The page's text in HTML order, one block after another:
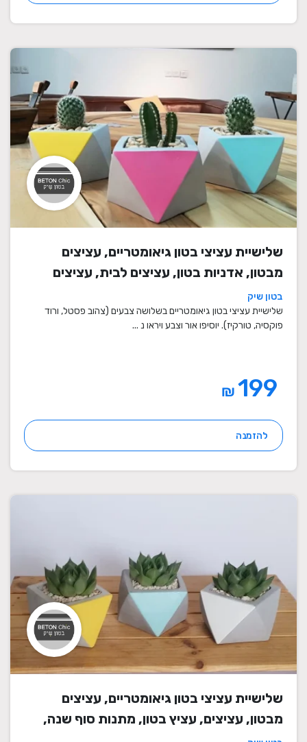
שלישיית עציצי בטון גיאומטריים, עציצים
מבטון, אדניות בטון, עציצים לבית, עציצים
מיוחדים, עציצים מעוצבים, עציצי מתנה,
מתנות לחגים
בטון שיק
שלישיית עציצי בטון גיאומטריים בשלושה צבעים (צהוב פסטל, ורוד
פוקסיה, טורקיז). יוסיפו אור וצבע ויראו נ ...
₪
להזמנה
שלישיית עציצי בטון גיאומטריים, עציצים
מבטון, עציצים, עציץ בטון, מתנות סוף שנה,